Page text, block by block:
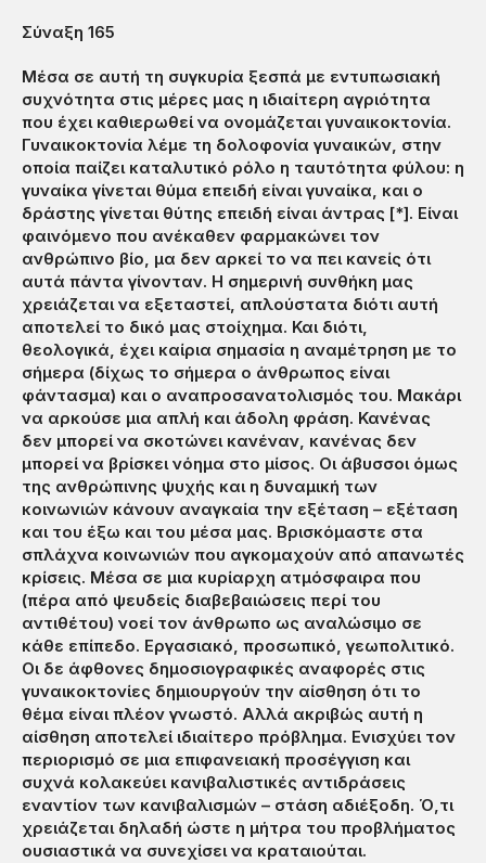
Σύναξη 165
Μέσα σε αυτή τη συγκυρία ξεσπά με εντυπωσιακή
συχνότητα στις μέρες μας η ιδιαίτερη αγριότητα
που έχει καθιερωθεί να ονομάζεται γυναικοκτονία.
Γυναικοκτονία λέμε τη δολοφονία γυναικών, στην
οποία παίζει καταλυτικό ρόλο η ταυτότητα φύλου: η
γυναίκα γίνεται θύμα επειδή είναι γυναίκα, και ο
δράστης γίνεται θύτης επειδή είναι άντρας [*]. Είναι
φαινόμενο που ανέκαθεν φαρμακώνει τον
ανθρώπινο βίο, μα δεν αρκεί το να πει κανείς ότι
αυτά πάντα γίνονταν. Η σημερινή συνθήκη μας
χρειάζεται να εξεταστεί, απλούστατα διότι αυτή
αποτελεί το δικό μας στοίχημα. Και διότι,
θεολογικά, έχει καίρια σημασία η αναμέτρηση με το
σήμερα (δίχως το σήμερα ο άνθρωπος είναι
φάντασμα) και ο αναπροσανατολισμός του. Μακάρι
να αρκούσε μια απλή και άδολη φράση. Κανένας
δεν μπορεί να σκοτώνει κανέναν, κανένας δεν
μπορεί να βρίσκει νόημα στο μίσος. Οι άβυσσοι όμως
της ανθρώπινης ψυχής και η δυναμική των
κοινωνιών κάνουν αναγκαία την εξέταση – εξέταση
και του έξω και του μέσα μας. Βρισκόμαστε στα
σπλάχνα κοινωνιών που αγκομαχούν από απανωτές
κρίσεις. Μέσα σε μια κυρίαρχη ατμόσφαιρα που
(πέρα από ψευδείς διαβεβαιώσεις περί του
αντιθέτου) νοεί τον άνθρωπο ως αναλώσιμο σε
κάθε επίπεδο. Εργασιακό, προσωπικό, γεωπολιτικό.
Οι δε άφθονες δημοσιογραφικές αναφορές στις
γυναικοκτονίες δημιουργούν την αίσθηση ότι το
θέμα είναι πλέον γνωστό. Αλλά ακριβώς αυτή η
αίσθηση αποτελεί ιδιαίτερο πρόβλημα. Ενισχύει τον
περιορισμό σε μια επιφανειακή προσέγγιση και
συχνά κολακεύει κανιβαλιστικές αντιδράσεις
εναντίον των κανιβαλισμών – στάση αδιέξοδη. Ό,τι
χρειάζεται δηλαδή ώστε η μήτρα του προβλήματος
ουσιαστικά να συνεχίσει να κραταιούται.